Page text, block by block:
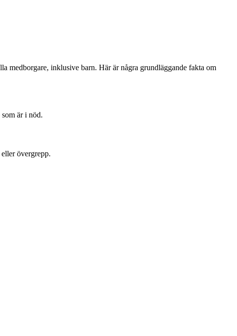
medborgare, inklusive barn. Här är några grundläggande fakta om
är i nöd.
övergrepp.